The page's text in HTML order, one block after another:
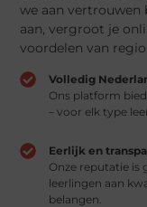
we aan
aan, vergroot je
voordelen van
Volledig
Ons platform
– voor elk type
Eerlijk en
Onze reputatie is
leerlingen aan
belangen.